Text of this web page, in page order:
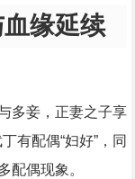
缘延续
多妾，正妻之子享
有配偶“妇好”，同
配偶现象。